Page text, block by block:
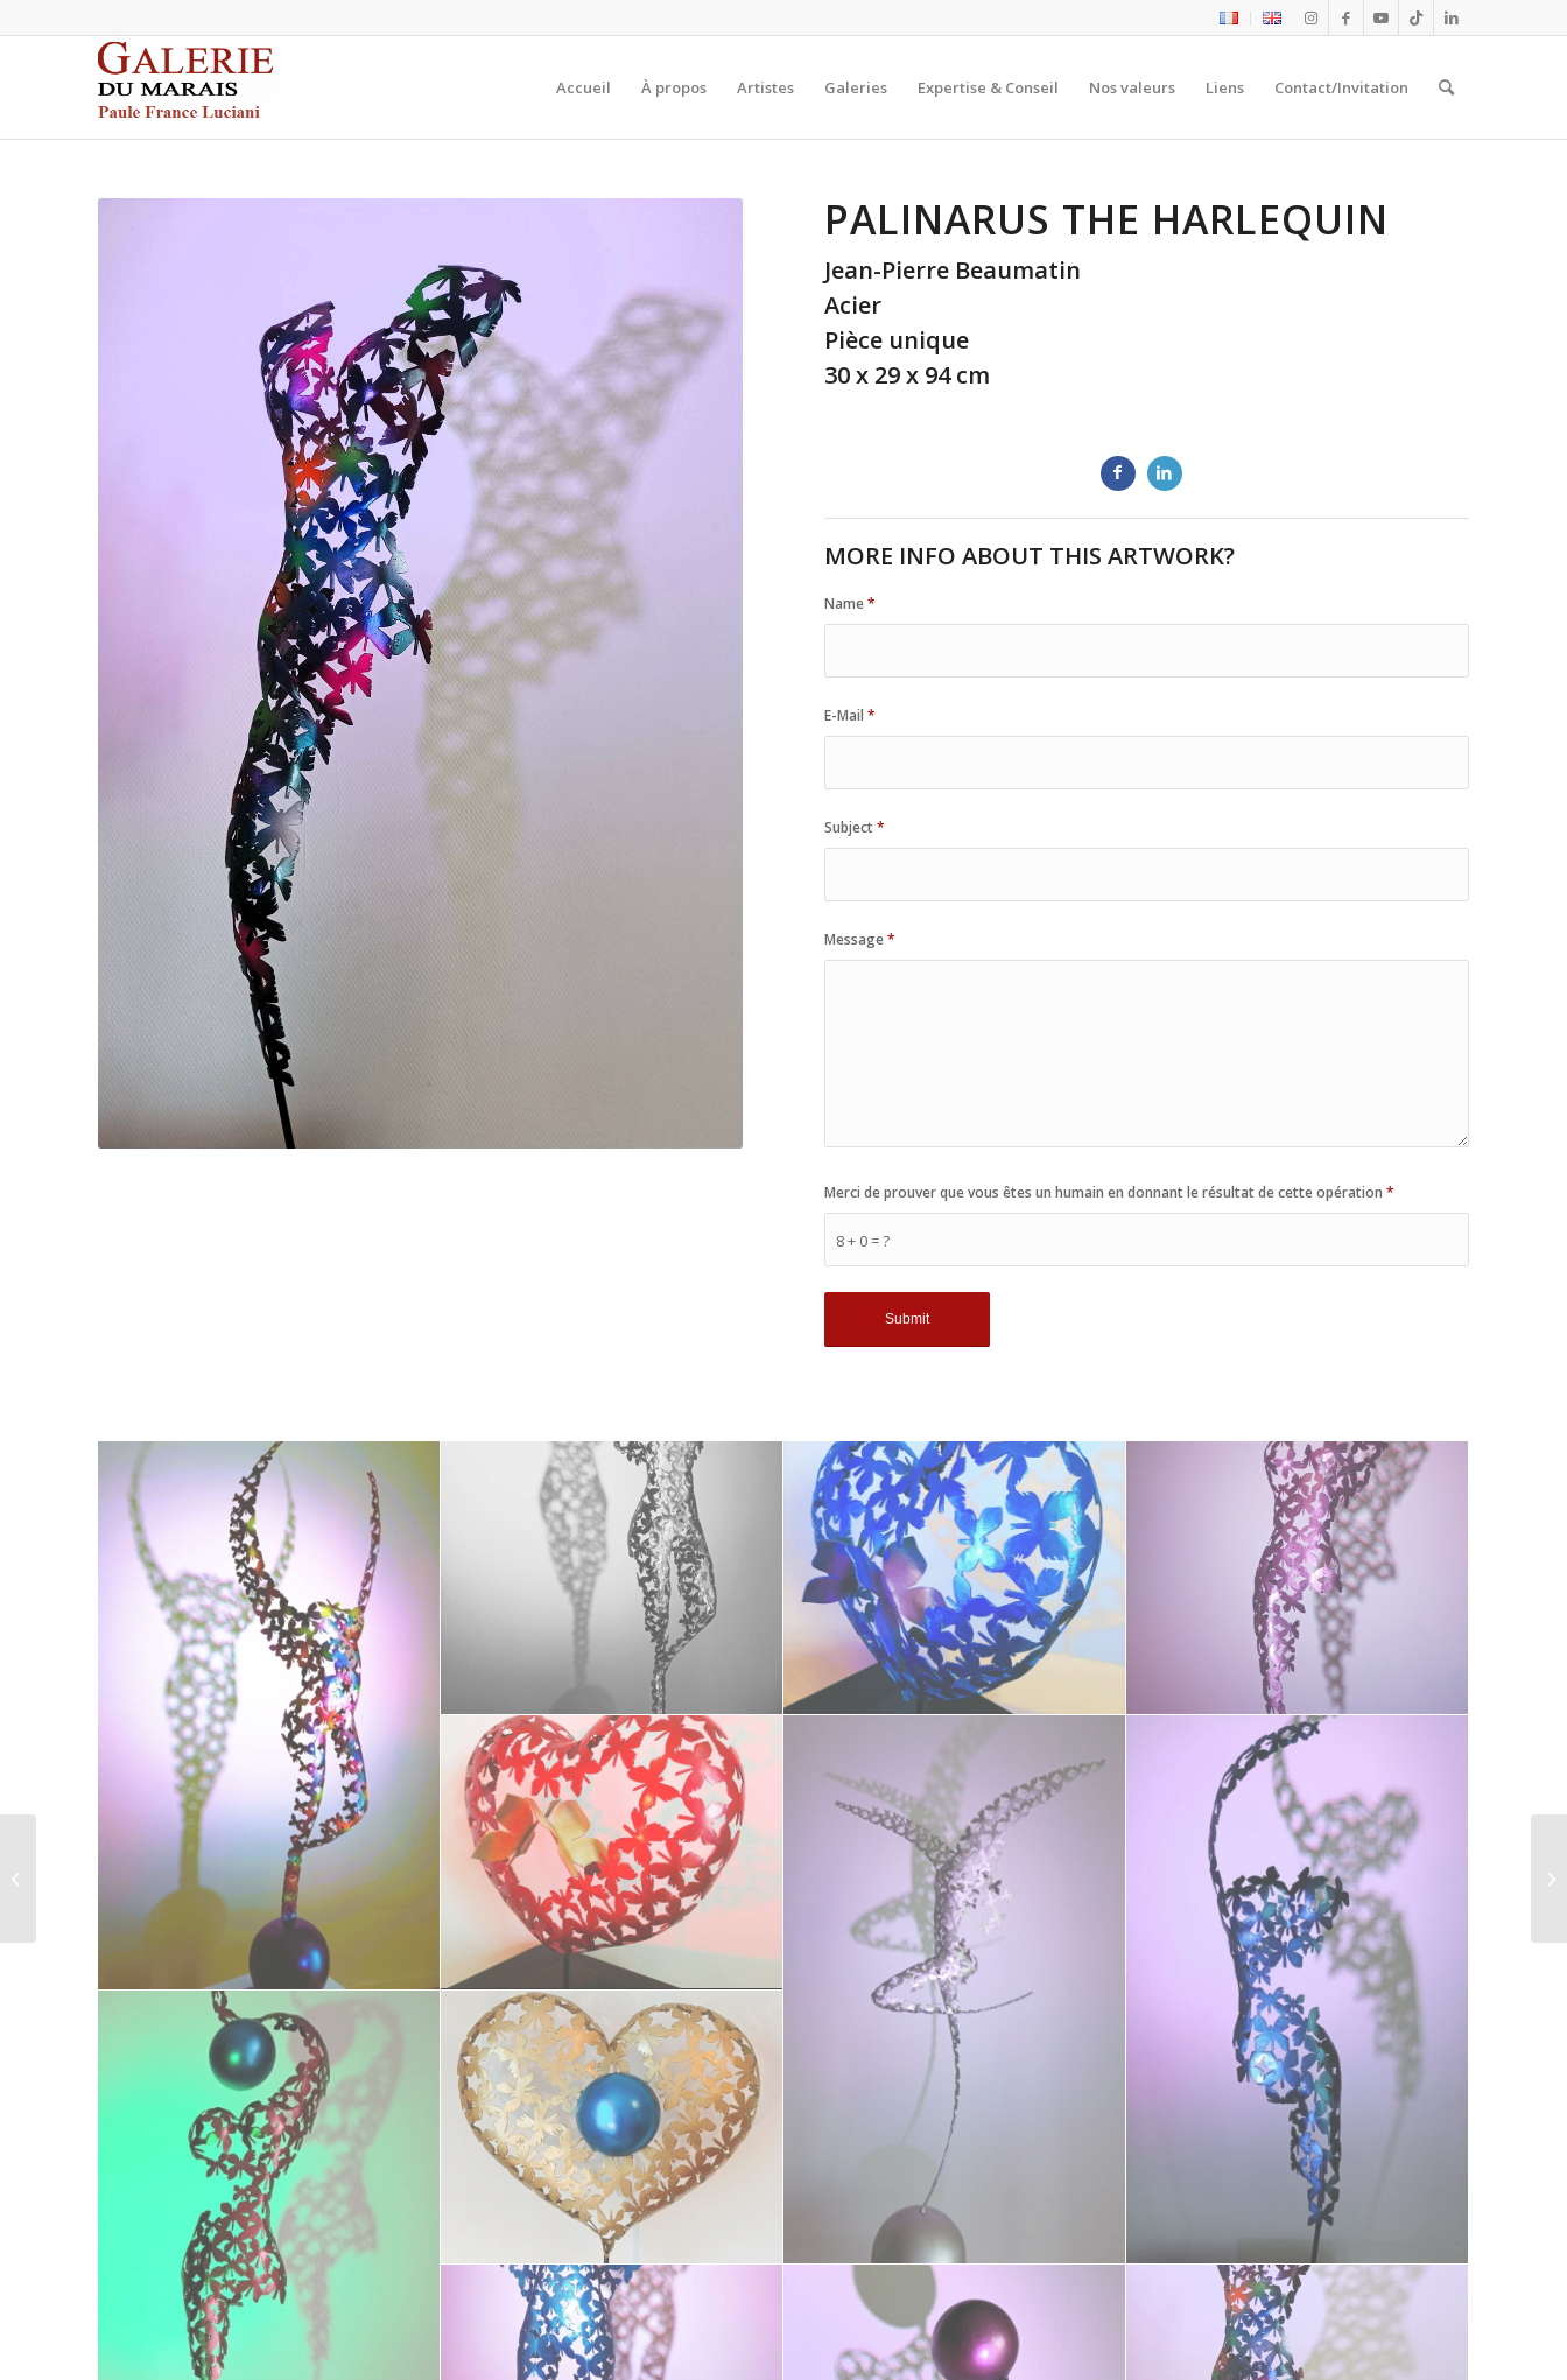
Accueil À propos Artistes Galeries Expertise & Conseil Nos valeurs Liens Contact/Invitation
PALINARUS THE HARLEQUIN
Jean-Pierre Beaumatin
Acier
Pièce unique
30 x 29 x 94 cm
MORE INFO ABOUT THIS ARTWORK?
Name*
E-Mail*
Subject*
Message*
8 + 0 = ?
Merci de prouver que vous êtes un humain en donnant le résultat de cette opération*